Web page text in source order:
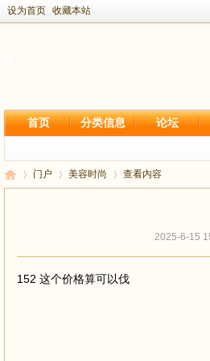
设为首页 收藏本站
首页 分类信息 论坛
门户 美容时尚 查看内容
2025-6-15
152 这个价格算可以伐